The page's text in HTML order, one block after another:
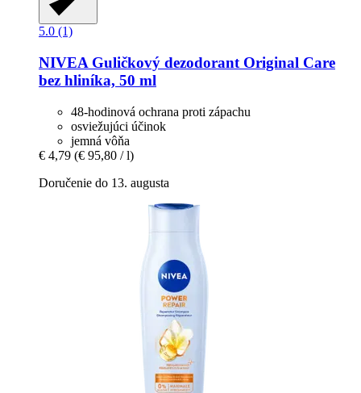
5.0 (1)
NIVEAGuličkový dezodorant Original Care
bez hliníka, 50 ml
48-hodinová ochrana proti zápachu
osviežujúci účinok
jemná vôňa
€ 4,79 (€ 95,80 / l)
Doručenie do 13. augusta